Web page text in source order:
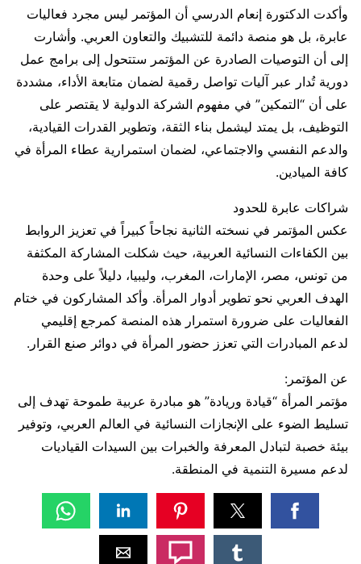
وأكدت الدكتورة إنعام الدرسي أن المؤتمر ليس مجرد فعاليات
عابرة، بل هو منصة دائمة للتشبيك والتعاون العربي. وأشارت
إلى أن التوصيات الصادرة عن المؤتمر ستتحول إلى برامج عمل
دورية تُدار عبر آليات تواصل رقمية لضمان متابعة الأداء، مشددة
على أن “التمكين” في مفهوم الشركة الدولية لا يقتصر على
التوظيف، بل يمتد ليشمل بناء الثقة، وتطوير القدرات القيادية،
والدعم النفسي والاجتماعي، لضمان استمرارية عطاء المرأة في
كافة الميادين.
شراكات عابرة للحدود
عكس المؤتمر في نسخته الثانية نجاحاً كبيراً في تعزيز الروابط
بين الكفاءات النسائية العربية، حيث شكلت المشاركة المكثفة
من تونس، مصر، الإمارات، المغرب، وليبيا، دليلاً على وحدة
الهدف العربي نحو تطوير أدوار المرأة. وأكد المشاركون في ختام
الفعاليات على ضرورة استمرار هذه المنصة كمرجع إقليمي
لدعم المبادرات التي تعزز حضور المرأة في دوائر صنع القرار.
عن المؤتمر:
مؤتمر المرأة “قيادة وريادة” هو مبادرة عربية طموحة تهدف إلى
تسليط الضوء على الإنجازات النسائية في العالم العربي، وتوفير
بيئة خصبة لتبادل المعرفة والخبرات بين السيدات القياديات
لدعم مسيرة التنمية في المنطقة.